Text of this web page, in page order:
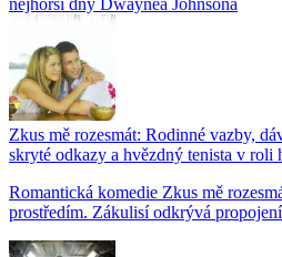
nejhorší dny Dwaynea Johnsona
Zkus mě rozesmát: Rodinné vazby,
skryté odkazy a hvězdný tenista v roli
Romantická komedie Zkus mě
prostředím. Zákulisí odkrývá